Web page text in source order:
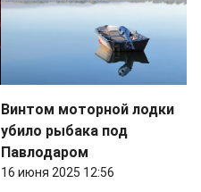
Винтом моторной лодки
убило рыбака под
Павлодаром
16 июня 2025 12:56